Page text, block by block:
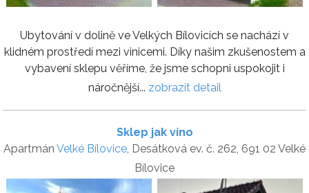
Ubytování v dolině ve Velkých Bílovicích se nachází v
klidném prostředí mezi vinicemi. Díky našim zkušenostem a
vybavení sklepu věříme, že jsme schopni uspokojit i
náročnější... zobrazit detail
Sklep jak víno
Apartmán Velké Bílovice, Desátková ev. č. 262, 691 02 Velké
Bílovice